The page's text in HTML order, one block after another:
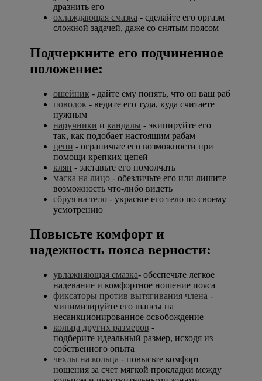
дразнить его
охлаждающая смазка - сделайте его оргазм
сложной задачей, даже со снятым поясом
Подчеркните его подчиненное
положение:
ошейник - дайте ему понять, что он ваш раб
поводок - ведите его туда, куда считаете
нужным
наручники и кандалы - экипируйте его
так, как подобает настоящим рабам
цепи - ограничьте его возможности при
помощи крепких цепей
кляп - заставьте его помолчать
маска на лицо - обезличьте его или лишите
возможность что-либо видеть
сбруя на тело - украсьте его тело по своему
усмотрению
Повысьте комфорт и
надежность пояса верности:
увлажняющая смазка- обеспечьте легкое
надевание и комфортное ношение пояса
фиксаторы против вытягивания члена -
минимизируйте его шансы на
несанкционированное освобождение
кольца других размеров -
подберите идеальный размер, исходя из
собственного опыта
чехлы на кольца - повысьте комфорт
ношения за счет мягкой прокладки между